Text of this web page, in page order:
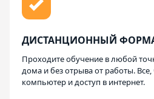
ДИСТАНЦИОННЫЙ
Проходите обучение в любой
дома и без отрыва от работы.
компьютер и доступ в интернет.